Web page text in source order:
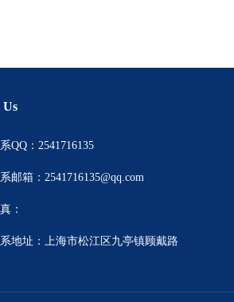
Us
QQ：2541716135
邮箱：2541716135@qq.com
：
地址：上海市松江区九亭镇顾戴路